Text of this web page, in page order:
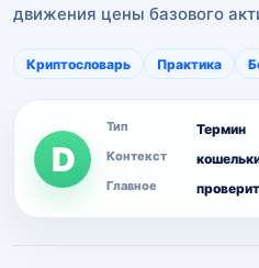
движения цены базового
Криптословарь Практика
D
Тип Термин
Контекст
Главное